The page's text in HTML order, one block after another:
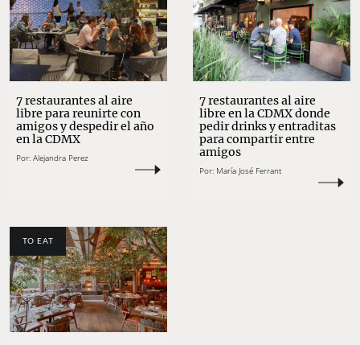
7 restaurantes al aire
libre para reunirte con
amigos y despedir el año
en la CDMX
Por: Alejandra Perez
7 restaurantes al aire
libre en la CDMX donde
pedir drinks y entraditas
para compartir entre
amigos
Por: María José Ferrant
TO EAT